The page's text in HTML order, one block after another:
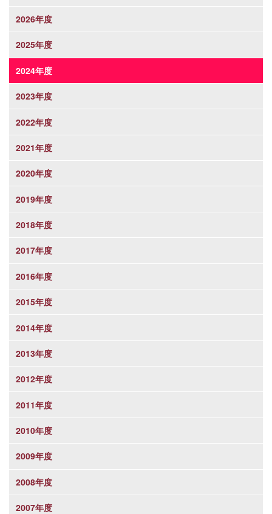
2026年度
2025年度
2024年度
2023年度
2022年度
2021年度
2020年度
2019年度
2018年度
2017年度
2016年度
2015年度
2014年度
2013年度
2012年度
2011年度
2010年度
2009年度
2008年度
2007年度